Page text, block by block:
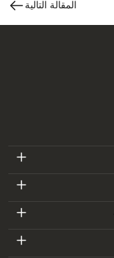
المقالة التالية